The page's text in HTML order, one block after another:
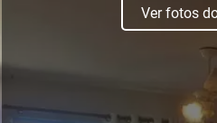
Ver fotos